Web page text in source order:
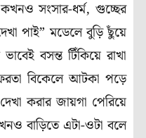
সংসার-ধর্ম, গুচ্ছের
পাই” মডেলে বুড়ি ছুঁয়ে
বসন্ত টিঁকিয়ে রাখা
বিকেলে আটকা পড়ে
করার জায়গা পেরিয়ে
বাড়িতে এটা-ওটা বলে